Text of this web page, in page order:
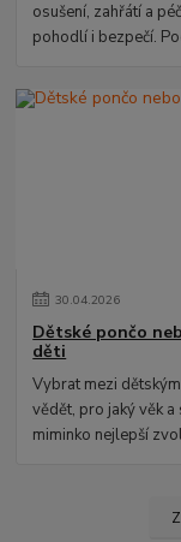
osušení, zahřátí a
pohodlí i bezpečí.
30.04.2026
Dětské pončo
děti
Vybrat mezi
vědět, pro jaký věk
miminko nejlepší